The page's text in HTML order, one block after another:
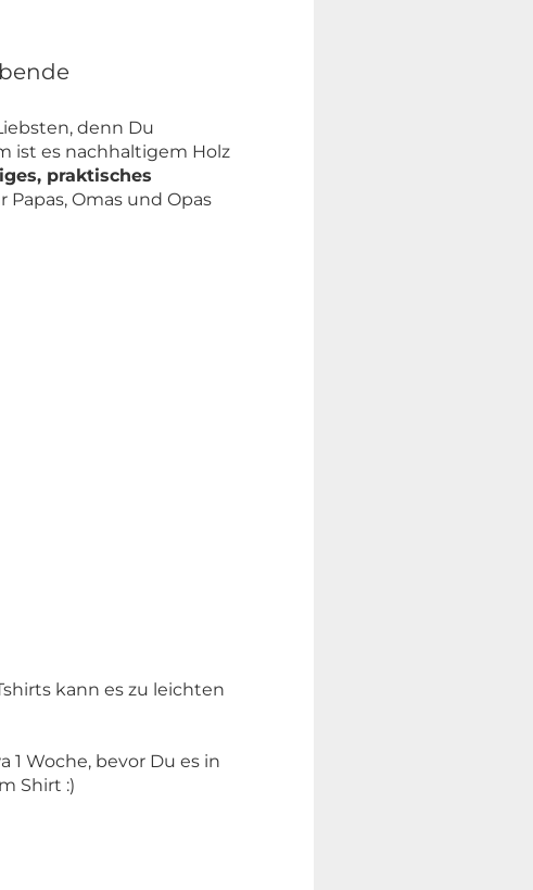
denn Du
ist es nachhaltigem Holz
praktisches
Papas, Omas und Opas
kann es zu leichten
1 Woche, bevor Du es in
Shirt :)